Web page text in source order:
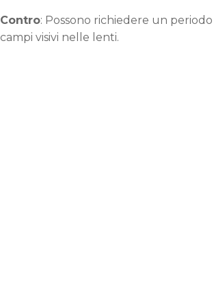
Contro: Possono richiedere un
campi visivi nelle lenti.